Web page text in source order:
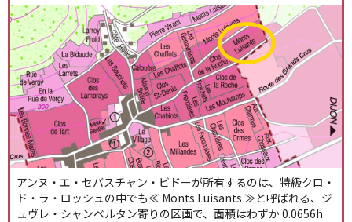
アンヌ・エ・セバスチャン・ビドーが所有するのは、特級クロ・
ド・ラ・ロッシュの中でも≪ Monts Luisants ≫と呼ばれる、ジ
ュヴレ・シャンベルタン寄りの区画で、面積はわずか 0.0656h